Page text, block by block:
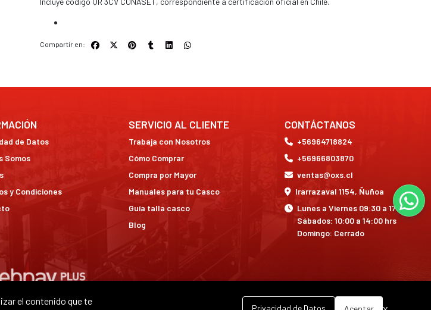
Compartir en:
de Datos
Somos
y Condiciones
SERVICIO AL CLIENTE
Trabaja con Nosotros
Cómo Comprar
Compra por Mayor
Manuales para tu Casco
Guía talla casco
Blog
CONTÁCTANOS
+56964718824
+56966803870
ventas@oxs.cl
Irarrazaval 1154, Ñuñoa
Lunes a Viernes 09:30 a 17:30 hrs
Sábados: 10:00 a 14:00 hrs
Domingo: Cerrado
el contenido que te
Privacidad de Datos